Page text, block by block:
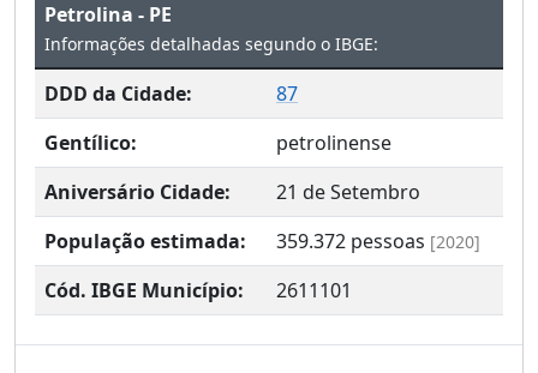
Petrolina - PE
Informações detalhadas segundo o IBGE:
DDD da Cidade:
87
Gentílico:
petrolinense
Aniversário Cidade:
21 de Setembro
População estimada:
359.372 pessoas [2020]
Cód. IBGE Município: 2611101